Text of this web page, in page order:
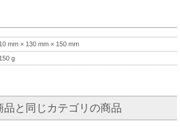
10 mm × 130 mm × 150 mm
150 g
品と同じカテゴリの商品